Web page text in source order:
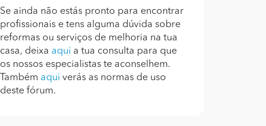
Se ainda não estás pronto para encontrar
profissionais e tens alguma dúvida sobre
reformas ou serviços de melhoria na tua
casa, deixa aqui a tua consulta para que
os nossos especialistas te aconselhem.
Também aqui verás as normas de uso
deste fórum.